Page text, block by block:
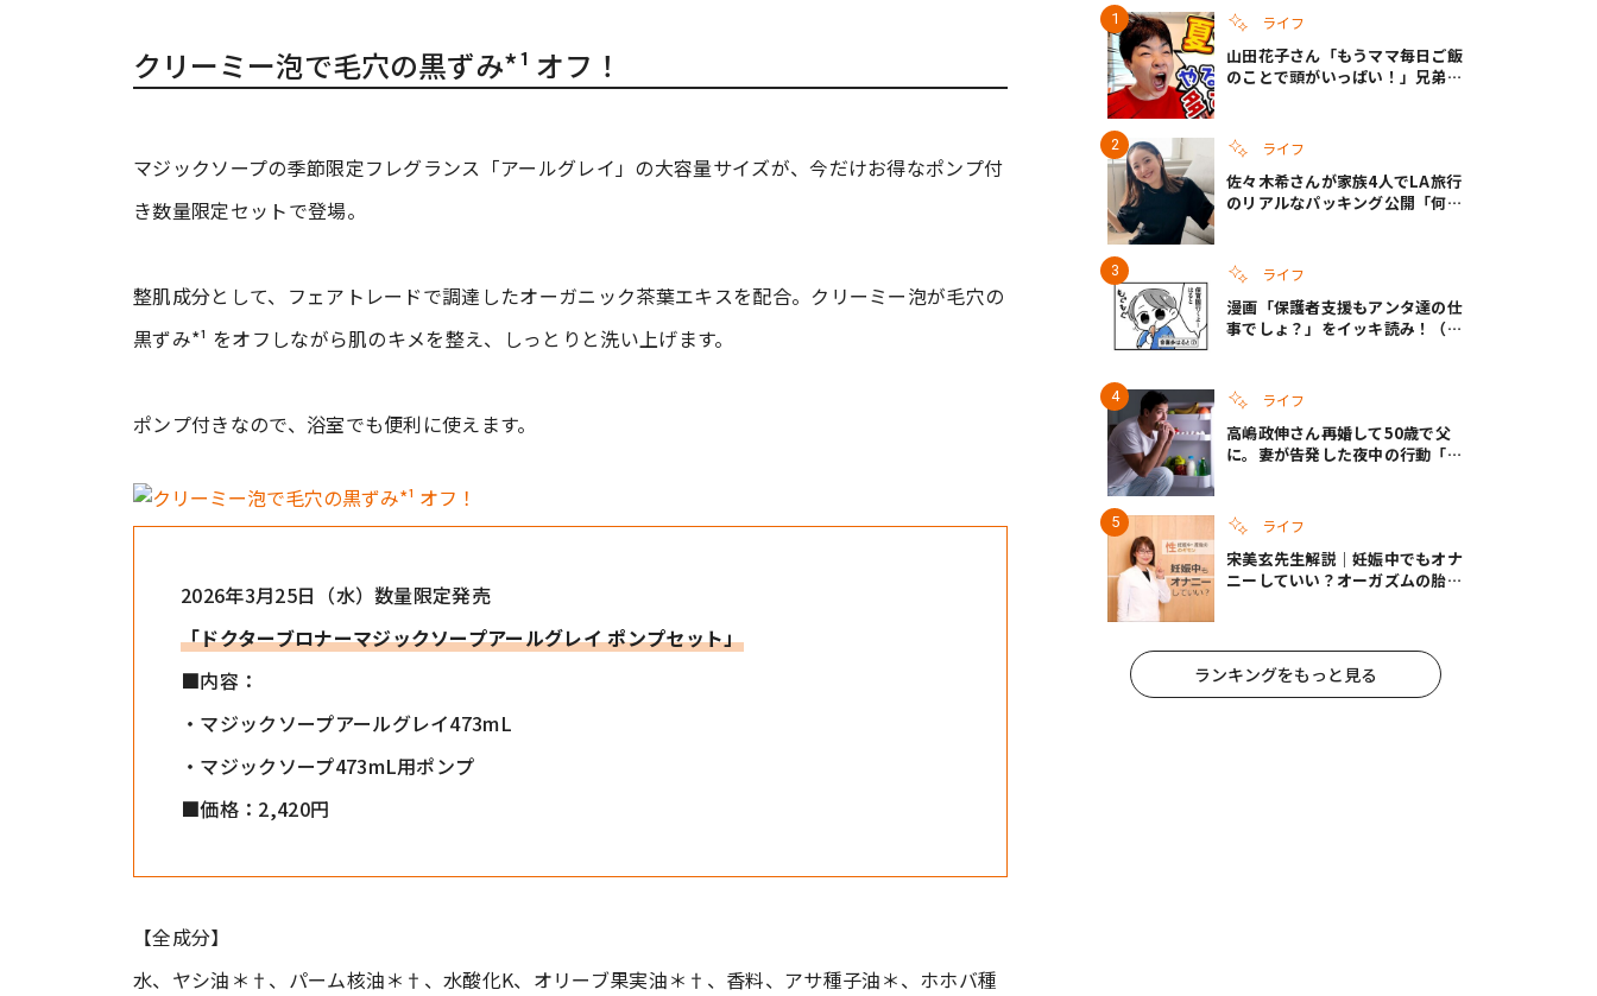
クリーミー泡で毛穴の黒ずみ*¹ オフ！
マジックソープの季節限定フレグランス「アールグレイ」の大容量サイズが、今だけお得なポンプ付
き数量限定セットで登場。
整肌成分として、フェアトレードで調達したオーガニック茶葉エキスを配合。クリーミー泡が毛穴の
黒ずみ*¹ をオフしながら肌のキメを整え、しっとりと洗い上げます。
ポンプ付きなので、浴室でも便利に使えます。
2026年3月25日（水）数量限定発売
「ドクターブロナーマジックソープアールグレイ ポンプセット」
■内容：
・マジックソープアールグレイ473mL
・マジックソープ473mL用ポンプ
■価格：2,420円
【全成分】
水、ヤシ油＊†、パーム核油＊†、水酸化K、オリーブ果実油＊†、香料、アサ種子油＊、ホホバ種
ライフ
山田花子さん「もうママ毎日ご飯
のことで頭がいっぱい！」兄弟夏
ライフ
佐々木希さんが家族4人でLA旅行
のリアルなパッキング公開「何が
ライフ
漫画「保護者支援もアンタ達の仕
事でしょ？」をイッキ読み！（右
ライフ
高嶋政伸さん再婚して50歳で父
に。妻が告発した夜中の行動「こ
ライフ
宋美玄先生解説｜妊娠中でもオナ
ニーしていい？オーガズムの胎児
ランキングをもっと見る